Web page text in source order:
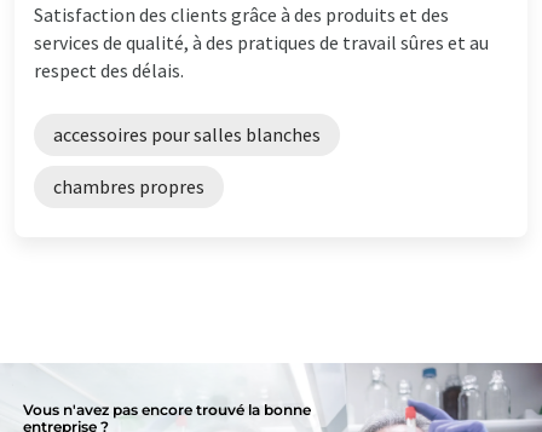
Satisfaction des clients grâce à des produits et des
services de qualité, à des pratiques de travail sûres et au
respect des délais.
accessoires pour salles blanches
chambres propres
Vous n'avez pas encore trouvé la bonne
entreprise ?